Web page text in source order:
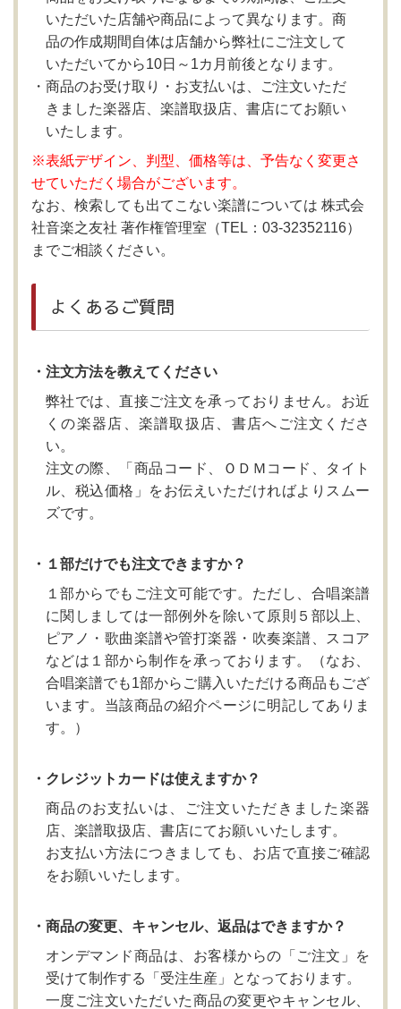
いただいた店舗や商品によって異なります。商
品の作成期間自体は店舗から弊社にご注文して
いただいてから10日～1カ月前後となります。
商品のお受け取り・お支払いは、ご注文いただ
きました楽器店、楽譜取扱店、書店にてお願い
いたします。
※表紙デザイン、判型、価格等は、予告なく変更さ
せていただく場合がございます。
なお、検索しても出てこない楽譜については 株式会
社音楽之友社 著作権管理室（TEL：03-32352116）
までご相談ください。
よくあるご質問
・注文方法を教えてください
弊社では、直接ご注文を承っておりません。お近
くの楽器店、楽譜取扱店、書店へご注文くださ
い。
注文の際、「商品コード、ＯＤＭコード、タイト
ル、税込価格」をお伝えいただければよりスムー
ズです。
・１部だけでも注文できますか？
１部からでもご注文可能です。ただし、合唱楽譜
に関しましては一部例外を除いて原則５部以上、
ピアノ・歌曲楽譜や管打楽器・吹奏楽譜、スコア
などは１部から制作を承っております。（なお、
合唱楽譜でも1部からご購入いただける商品もござ
います。当該商品の紹介ページに明記してありま
す。）
・クレジットカードは使えますか？
商品のお支払いは、ご注文いただきました楽器
店、楽譜取扱店、書店にてお願いいたします。
お支払い方法につきましても、お店で直接ご確認
をお願いいたします。
・商品の変更、キャンセル、返品はできますか？
オンデマンド商品は、お客様からの「ご注文」を
受けて制作する「受注生産」となっております。
一度ご注文いただいた商品の変更やキャンセル、